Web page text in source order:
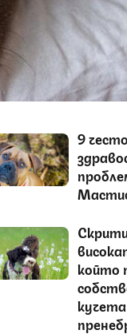
9
който
кучета